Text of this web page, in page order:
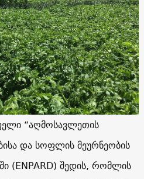
“აღმოსავლეთის
და სოფლის მეურნეობის
(ENPARD) შედის, რომლის